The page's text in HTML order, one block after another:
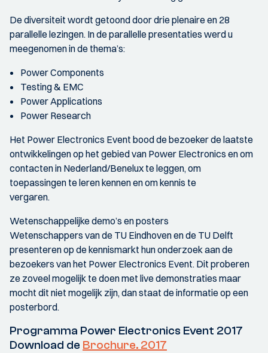
De diversiteit wordt getoond door drie plenaire en 28
parallelle lezingen. In de parallelle presentaties werd u
meegenomen in de thema’s:
Power Components
Testing & EMC
Power Applications
Power Research
Het Power Electronics Event bood de bezoeker de laatste
ontwikkelingen op het gebied van Power Electronics en om
contacten in Nederland/Benelux te leggen, om
toepassingen te leren kennen en om kennis te
vergaren.
Wetenschappelijke demo’s en posters
Wetenschappers van de TU Eindhoven en de TU Delft
presenteren op de kennismarkt hun onderzoek aan de
bezoekers van het Power Electronics Event. Dit proberen
ze zoveel mogelijk te doen met live demonstraties maar
mocht dit niet mogelijk zijn, dan staat de informatie op een
posterbord.
Programma Power Electronics Event 2017
Download de Brochure. 2017